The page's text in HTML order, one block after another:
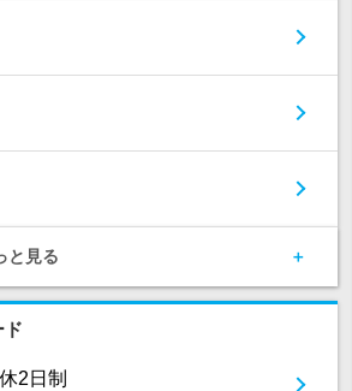
と見る
ド
2日制